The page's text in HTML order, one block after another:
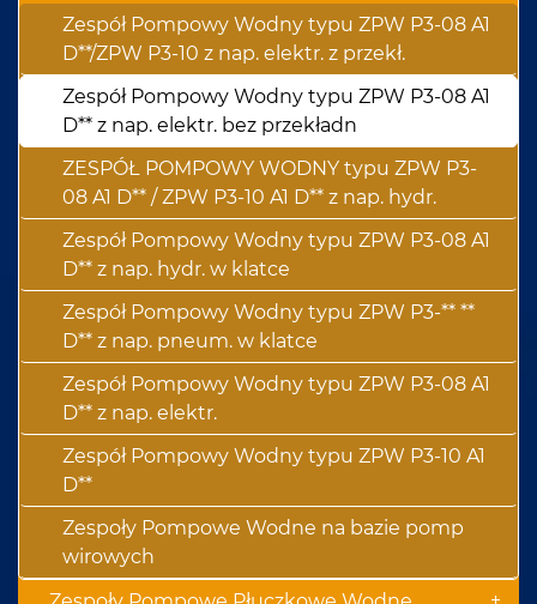
Zespół Pompowy Wodny typu ZPW P3-08 A1
D**/ZPW P3-10 z nap. elektr. z przekł.
Zespół Pompowy Wodny typu ZPW P3-08 A1
D** z nap. elektr. bez przekładn
ZESPÓŁ POMPOWY WODNY typu ZPW P3-
08 A1 D** / ZPW P3-10 A1 D** z nap. hydr.
Zespół Pompowy Wodny typu ZPW P3-08 A1
D** z nap. hydr. w klatce
Zespół Pompowy Wodny typu ZPW P3-** **
D** z nap. pneum. w klatce
Zespół Pompowy Wodny typu ZPW P3-08 A1
D** z nap. elektr.
Zespół Pompowy Wodny typu ZPW P3-10 A1
D**
Zespoły Pompowe Wodne na bazie pomp
wirowych